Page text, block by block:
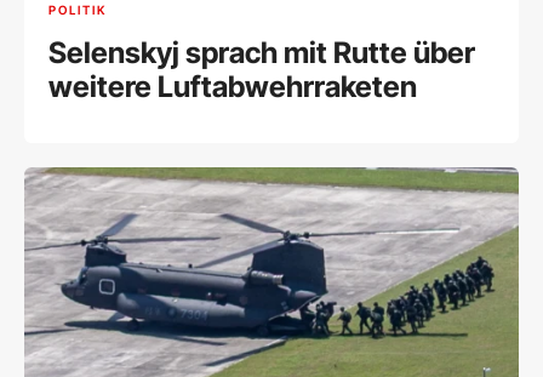
POLITIK
Selenskyj sprach mit Rutte über
weitere Luftabwehrraketen